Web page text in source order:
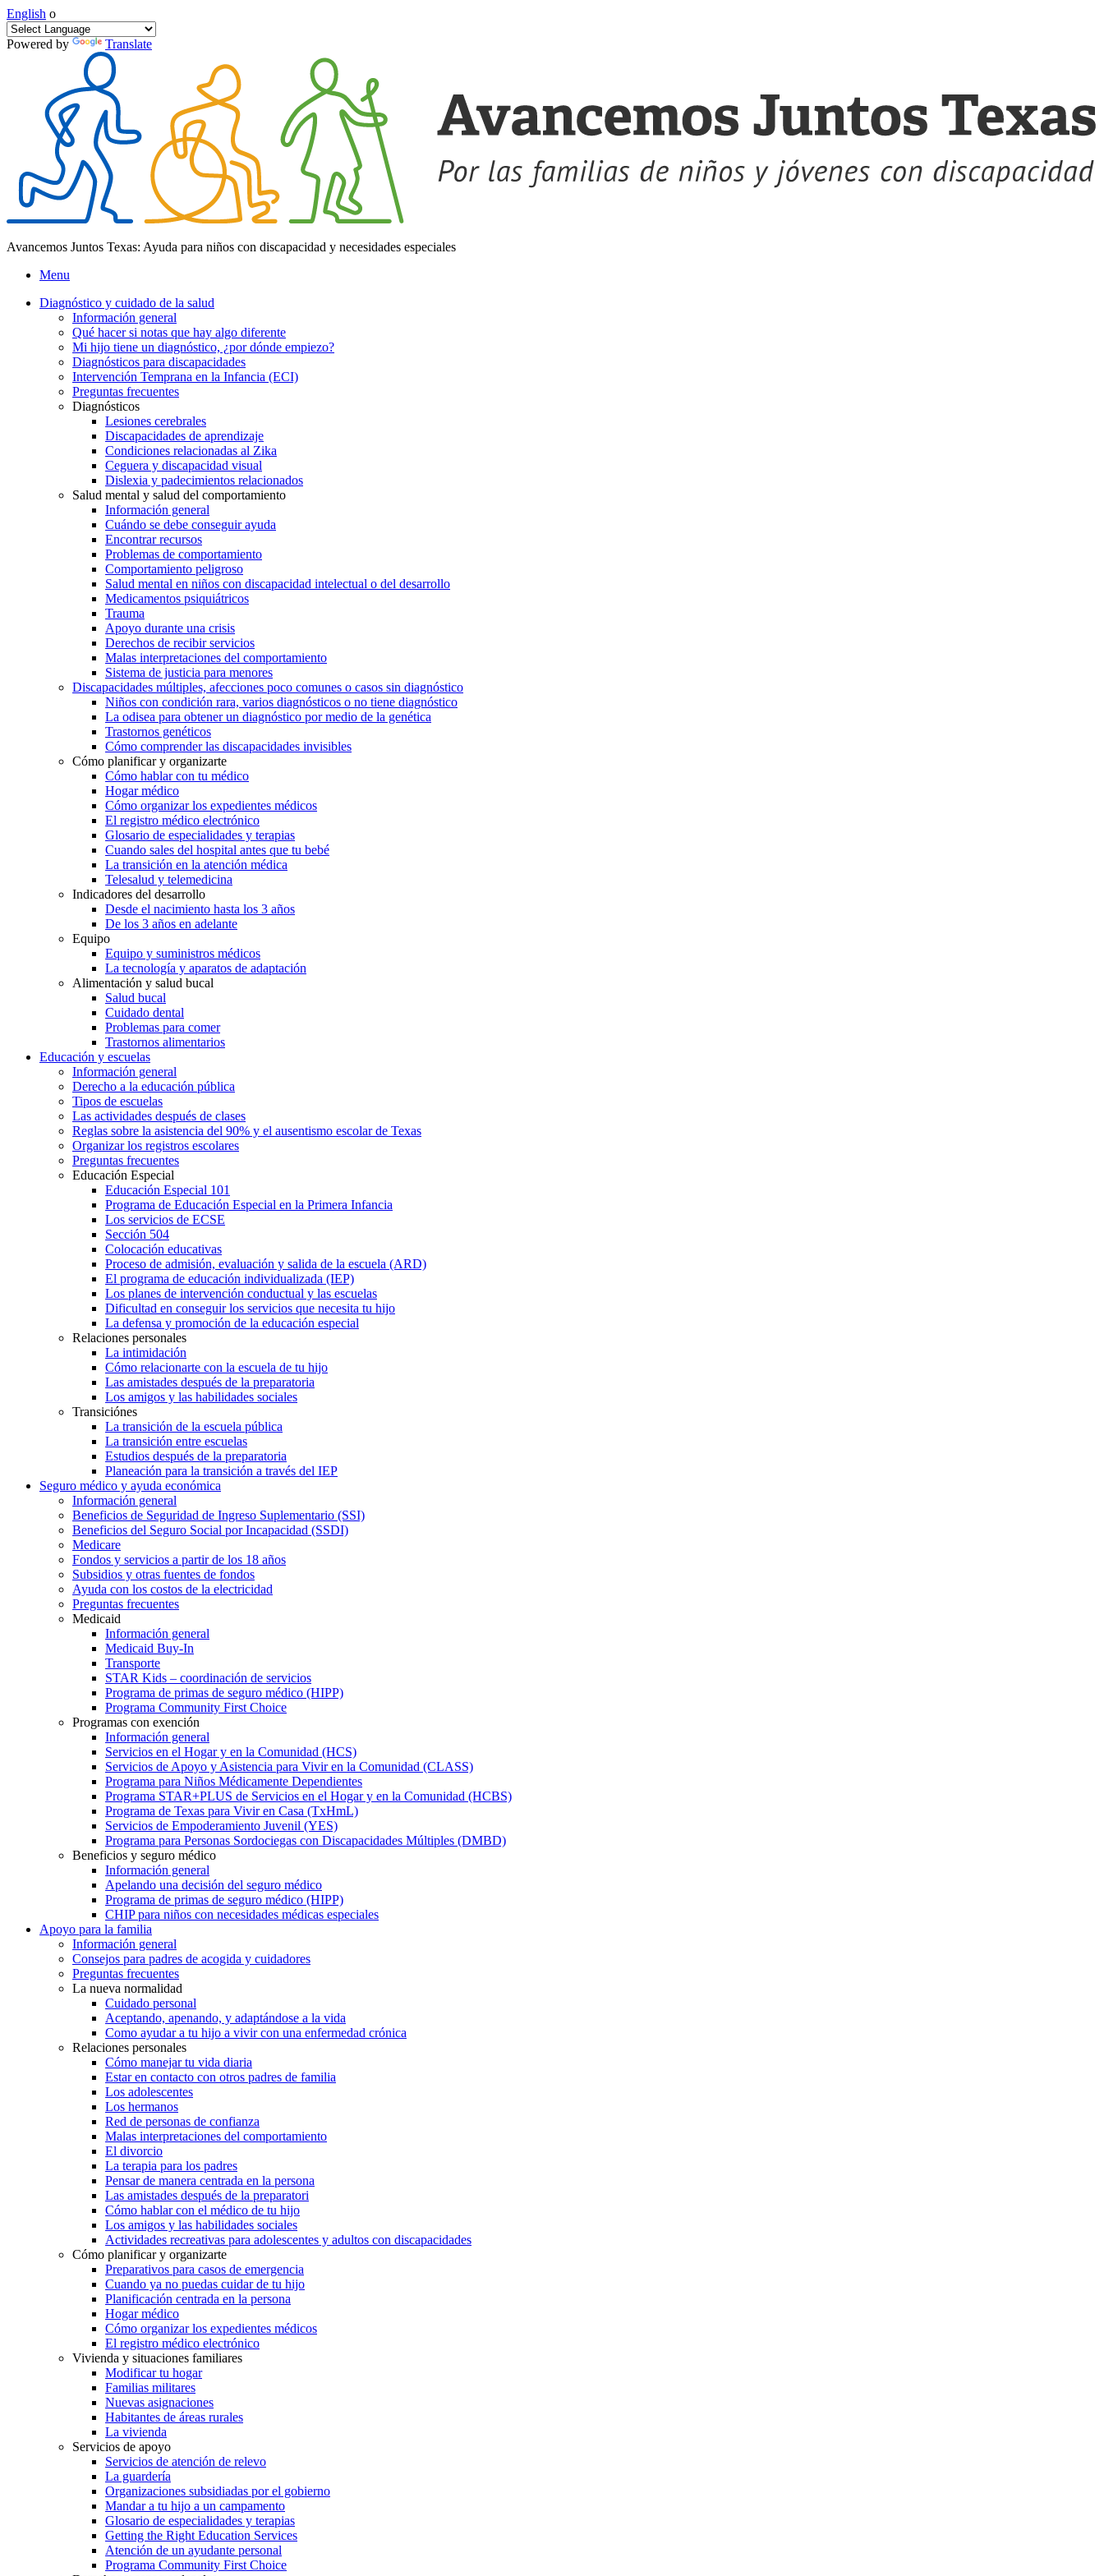
English o
Powered by Translate
Avancemos Juntos Texas: Ayuda para niños con discapacidad y necesidades especiales
Menu
Diagnóstico y cuidado de la salud
Información general
Qué hacer si notas que hay algo diferente
Mi hijo tiene un diagnóstico, ¿por dónde empiezo?
Diagnósticos para discapacidades
Intervención Temprana en la Infancia (ECI)
Preguntas frecuentes
Diagnósticos
Lesiones cerebrales
Discapacidades de aprendizaje
Condiciones relacionadas al Zika
Ceguera y discapacidad visual
Dislexia y padecimientos relacionados
Salud mental y salud del comportamiento
Información general
Cuándo se debe conseguir ayuda
Encontrar recursos
Problemas de comportamiento
Comportamiento peligroso
Salud mental en niños con discapacidad intelectual o del desarrollo
Medicamentos psiquiátricos
Trauma
Apoyo durante una crisis
Derechos de recibir servicios
Malas interpretaciones del comportamiento
Sistema de justicia para menores
Discapacidades múltiples, afecciones poco comunes o casos sin diagnóstico
Niños con condición rara, varios diagnósticos o no tiene diagnóstico
La odisea para obtener un diagnóstico por medio de la genética
Trastornos genéticos
Cómo comprender las discapacidades invisibles
Cómo planificar y organizarte
Cómo hablar con tu médico
Hogar médico
Cómo organizar los expedientes médicos
El registro médico electrónico
Glosario de especialidades y terapias
Cuando sales del hospital antes que tu bebé
La transición en la atención médica
Telesalud y telemedicina
Indicadores del desarrollo
Desde el nacimiento hasta los 3 años
De los 3 años en adelante
Equipo
Equipo y suministros médicos
La tecnología y aparatos de adaptación
Alimentación y salud bucal
Salud bucal
Cuidado dental
Problemas para comer
Trastornos alimentarios
Educación y escuelas
Información general
Derecho a la educación pública
Tipos de escuelas
Las actividades después de clases
Reglas sobre la asistencia del 90% y el ausentismo escolar de Texas
Organizar los registros escolares
Preguntas frecuentes
Educación Especial
Educación Especial 101
Programa de Educación Especial en la Primera Infancia
Los servicios de ECSE
Sección 504
Colocación educativas
Proceso de admisión, evaluación y salida de la escuela (ARD)
El programa de educación individualizada (IEP)
Los planes de intervención conductual y las escuelas
Dificultad en conseguir los servicios que necesita tu hijo
La defensa y promoción de la educación especial
Relaciones personales
La intimidación
Cómo relacionarte con la escuela de tu hijo
Las amistades después de la preparatoria
Los amigos y las habilidades sociales
Transiciónes
La transición de la escuela pública
La transición entre escuelas
Estudios después de la preparatoria
Planeación para la transición a través del IEP
Seguro médico y ayuda económica
Información general
Beneficios de Seguridad de Ingreso Suplementario (SSI)
Beneficios del Seguro Social por Incapacidad (SSDI)
Medicare
Fondos y servicios a partir de los 18 años
Subsidios y otras fuentes de fondos
Ayuda con los costos de la electricidad
Preguntas frecuentes
Medicaid
Información general
Medicaid Buy-In
Transporte
STAR Kids – coordinación de servicios
Programa de primas de seguro médico (HIPP)
Programa Community First Choice
Programas con exención
Información general
Servicios en el Hogar y en la Comunidad (HCS)
Servicios de Apoyo y Asistencia para Vivir en la Comunidad (CLASS)
Programa para Niños Médicamente Dependientes
Programa STAR+PLUS de Servicios en el Hogar y en la Comunidad (HCBS)
Programa de Texas para Vivir en Casa (TxHmL)
Servicios de Empoderamiento Juvenil (YES)
Programa para Personas Sordociegas con Discapacidades Múltiples (DMBD)
Beneficios y seguro médico
Información general
Apelando una decisión del seguro médico
Programa de primas de seguro médico (HIPP)
CHIP para niños con necesidades médicas especiales
Apoyo para la familia
Información general
Consejos para padres de acogida y cuidadores
Preguntas frecuentes
La nueva normalidad
Cuidado personal
Aceptando, apenando, y adaptándose a la vida
Como ayudar a tu hijo a vivir con una enfermedad crónica
Relaciones personales
Cómo manejar tu vida diaria
Estar en contacto con otros padres de familia
Los adolescentes
Los hermanos
Red de personas de confianza
Malas interpretaciones del comportamiento
El divorcio
La terapia para los padres
Pensar de manera centrada en la persona
Las amistades después de la preparatori
Cómo hablar con el médico de tu hijo
Los amigos y las habilidades sociales
Actividades recreativas para adolescentes y adultos con discapacidades
Cómo planificar y organizarte
Preparativos para casos de emergencia
Cuando ya no puedas cuidar de tu hijo
Planificación centrada en la persona
Hogar médico
Cómo organizar los expedientes médicos
El registro médico electrónico
Vivienda y situaciones familiares
Modificar tu hogar
Familias militares
Nuevas asignaciones
Habitantes de áreas rurales
La vivienda
Servicios de apoyo
Servicios de atención de relevo
La guardería
Organizaciones subsidiadas por el gobierno
Mandar a tu hijo a un campamento
Glosario de especialidades y terapias
Getting the Right Education Services
Atención de un ayudante personal
Programa Community First Choice